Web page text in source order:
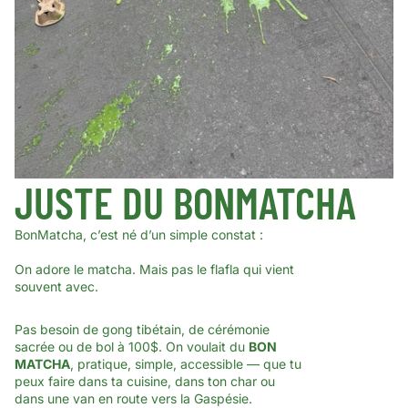
JUSTE DU BONMATCHA
BonMatcha, c’est né d’un simple constat :
On adore le matcha. Mais pas le flafla qui vient
souvent avec.
Pas besoin de gong tibétain, de cérémonie
sacrée ou de bol à 100$. On voulait du BON
MATCHA, pratique, simple, accessible — que tu
peux faire dans ta cuisine, dans ton char ou
dans une van en route vers la Gaspésie.